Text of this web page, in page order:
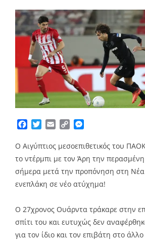
Facebook
TwitterEmailCopy
Ο Αιγύπτιος μεσοεπιθετικός του
το ντέρμπι με τον Άρη την
σήμερα μετά την προπόνηση στη
ενεπλάκη σε νέο ατύχημα!
Ο 27χρονος Ουάρντα τράκαρε στην
σπίτι του και ευτυχώς δεν
για τον ίδιο και τον επιβάτη στο